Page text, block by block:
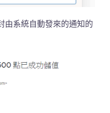
由系統自動發來的通知的